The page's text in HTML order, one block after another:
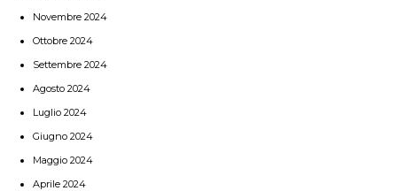
Novembre 2024
Ottobre 2024
Settembre 2024
Agosto 2024
Luglio 2024
Giugno 2024
Maggio 2024
Aprile 2024